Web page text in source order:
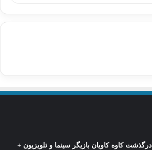
درگذشت کاوه کاویان بازیگر سینما و تلویزیون +